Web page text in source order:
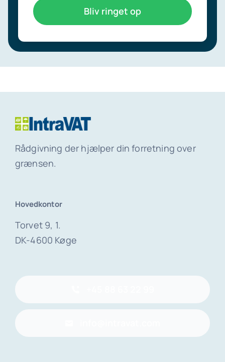
Bliv ringet op
Rådgivning der hjælper din forretning over
grænsen.
Hovedkontor
Torvet 9, 1.
DK-4600 Køge